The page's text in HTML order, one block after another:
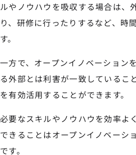
ルやノウハウを吸収する場合は、
り、研修に行ったりするなど、時
す。
一方で、オープンイノベーション
る外部とは利害が一致しているこ
を有効活用することができます。
必要なスキルやノウハウを効率よ
できることはオープンイノベーシ
です。